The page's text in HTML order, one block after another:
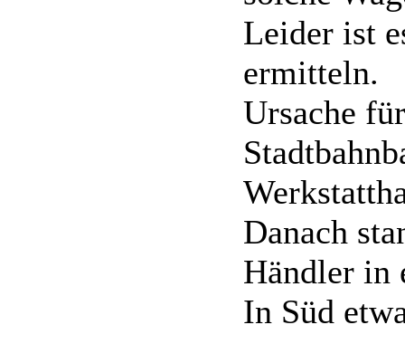
Leider ist
ermitteln.
Ursache
Danach
Händler in
In Süd